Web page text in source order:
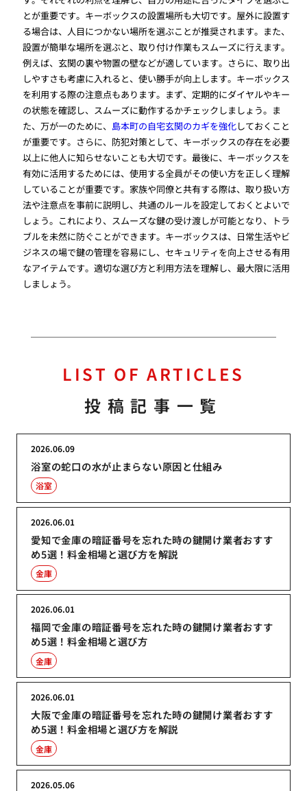
とが重要です。キーボックスの設置場所も大切です。屋外に設置す
る場合は、人目につかない場所を選ぶことが推奨されます。また、
設置が簡単な場所を選ぶと、取り付け作業もスムーズに行えます。
例えば、玄関の裏や物置の壁などが適しています。さらに、取り出
しやすさも考慮に入れると、使い勝手が向上します。キーボックス
を利用する際の注意点もあります。まず、定期的にダイヤルやキー
の状態を確認し、スムーズに動作するかチェックしましょう。ま
た、万が一のために、 島本町の自宅玄関のカギを強化しておくこと
が重要です。さらに、防犯対策として、キーボックスの存在を必要
以上に他人に知らせないことも大切です。最後に、キーボックスを
有効に活用するためには、使用する全員がその使い方を正しく理解
していることが重要です。家族や同僚と共有する際は、取り扱い方
法や注意点を事前に説明し、共通のルールを設定しておくとよいで
しょう。これにより、スムーズな鍵の受け渡しが可能となり、トラ
ブルを未然に防ぐことができます。キーボックスは、日常生活やビ
ジネスの場で鍵の管理を容易にし、セキュリティを向上させる有用
なアイテムです。適切な選び方と利用方法を理解し、最大限に活用
しましょう。
LIST OF ARTICLES
投稿記事一覧
浴室の蛇口の水が止まらない原因と仕組み
2026.06.09
浴室
愛知で金庫の暗証番号を忘れた時の鍵開け業者おすす
め5選！料金相場と選び方を解説
2026.06.01
金庫
福岡で金庫の暗証番号を忘れた時の鍵開け業者おすす
め5選！料金相場と選び方
2026.06.01
金庫
大阪で金庫の暗証番号を忘れた時の鍵開け業者おすす
め5選！料金相場と選び方を解説
2026.06.01
金庫
2026.05.06